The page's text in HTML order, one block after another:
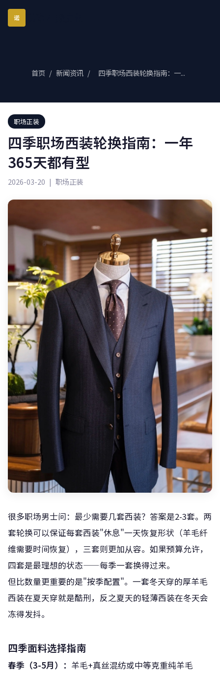
诺
首页 / 新闻资讯 / 四季职场西装轮换指南：一...
职场正装
四季职场西装轮换指南：一年
365天都有型
2026-03-20 | 职场正装
很多职场男士问：最少需要几套西装？答案是2-3套。两
套轮换可以保证每套西装"休息"一天恢复形状（羊毛纤
维需要时间恢复），三套则更加从容。如果预算允许，
四套是最理想的状态——每季一套换得过来。
但比数量更重要的是"按季配置"。一套冬天穿的厚羊毛
西装在夏天穿就是酷刑，反之夏天的轻薄西装在冬天会
冻得发抖。
四季面料选择指南
春季（3-5月）： 羊毛+真丝混纺或中等克重纯羊毛